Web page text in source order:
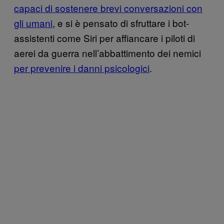
capaci di sostenere brevi conversazioni con
gli umani, e si è pensato di sfruttare i bot-
assistenti come Siri per affiancare i piloti di
aerei da guerra nell’abbattimento dei nemici
per prevenire i danni psicologici.